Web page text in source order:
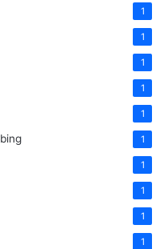
1
1
1
1
1
1
1
1
1
1